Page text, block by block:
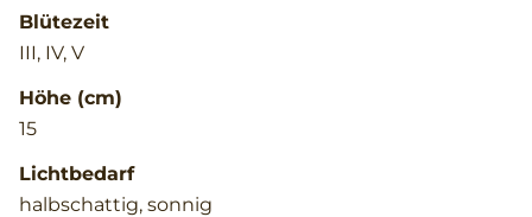
Blütezeit
III, IV, V
Höhe (cm)
15
Lichtbedarf
halbschattig, sonnig